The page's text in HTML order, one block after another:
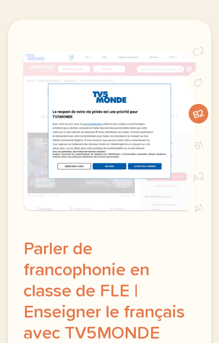
C2
C1
B2
B1
A2
A1
Parler de
francophonie en
classe de FLE |
Enseigner le français
avec TV5MONDE